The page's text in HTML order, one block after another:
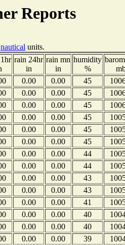
Reports
nautical units.
rain 24hr
in
rain mn
in
humidity
%
0.00 0.00 45
0.00 0.00 45
0.00 0.00 45
0.00 0.00 45
0.00 0.00 45
0.00 0.00 45
0.00 0.00 44
0.00 0.00 44
0.00 0.00 43
0.00 0.00 43
0.00 0.00 41
0.00 0.00 40
0.00 0.00 40
0.00 0.00 39